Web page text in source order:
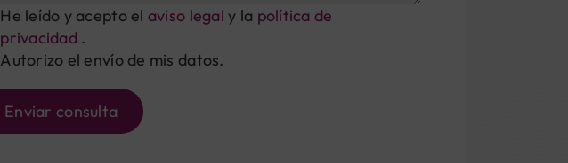
He leído y acepto el aviso legal y la política de
privacidad .
Autorizo el envío de mis datos.
Enviar consulta